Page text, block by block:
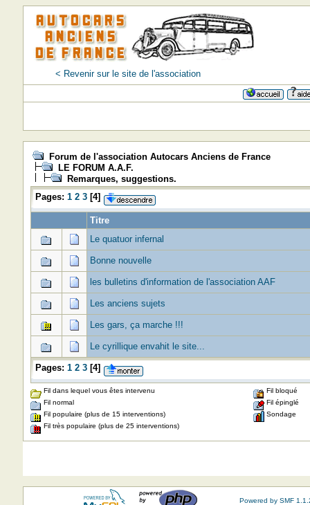
< Revenir sur le site de l'association
Forum de l'association Autocars Anciens de France
LE FORUM A.A.F.
Remarques, suggestions.
Pages: 1 2 3[4]
Titre
Le quatuor infernal
Bonne nouvelle
les bulletins d'information de l'association AAF
Les anciens sujets
Les gars, ça marche !!!
Le cyrillique envahit le site...
Pages: 1 2 3[4]
Fil dans lequel vous êtes intervenu
Fil normal
Fil populaire (plus de 15 interventions)
Fil très populaire (plus de 25 interventions)
Fil bloqué
Fil épinglé
Sondage
Powered by SMF